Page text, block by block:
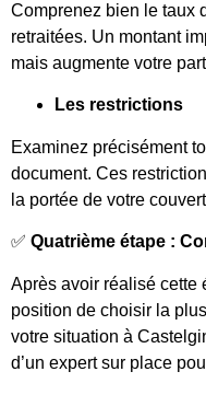
Comprenez bien le taux
retraitées. Un montant
mais augmente votre
Les restrictions
Examinez précisément
document. Ces
la portée de votre
✅ Quatrième étape :
Après avoir réalisé cette
position de choisir la
votre situation à
d’un expert sur place